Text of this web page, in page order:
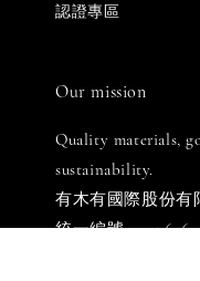
認證專區
Our mission
Quality materials,
sustainability.
有木有國際股份有
統一編號: 90576069